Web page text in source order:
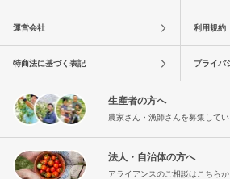
運営会社 利用規約
特商法に基づく表記 プライバ
生産者の方へ
農家さん・漁師さんを募集して
法人・自治体の方へ
アライアンスのご相談はこちらか